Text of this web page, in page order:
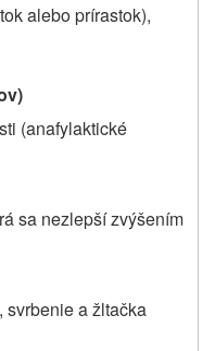
alebo prírastok),
(anafylaktické
sa nezlepší zvýšením
svrbenie a žltačka